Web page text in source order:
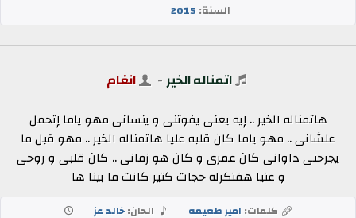
السنة: 2015
اتمناله الخير- انغام
هاتمناله الخير .. إيه يعنى يفوتنى و ينسانى مهو ياما إتحمل
علشانى .. مهو ياما كان قلبه عليا هاتمناله الخير .. مهو قبل ما
يجرحنى داوانى كان عمرى و كان هو زمانى .. كان قلبى و روحى
و عنيا هفتكرله حجات كتير كانت ما بينا ها
كلمات: امير طعيمه الحان:خالد عز